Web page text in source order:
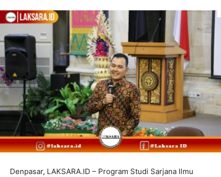
Denpasar, LAKSARA.ID – Program Studi Sarjana Ilmu